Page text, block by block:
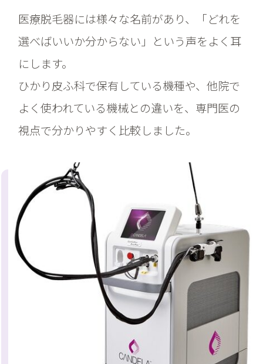
医療脱毛器には様々な名前があり、「どれを
選べばいいか分からない」という声をよく耳
にします。
ひかり皮ふ科で保有している機種や、他院で
よく使われている機械との違いを、専門医の
視点で分かりやすく比較しました。